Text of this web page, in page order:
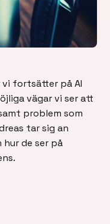
vi fortsätter på AI
vägar vi ser att
problem som
tar sig an
de ser på